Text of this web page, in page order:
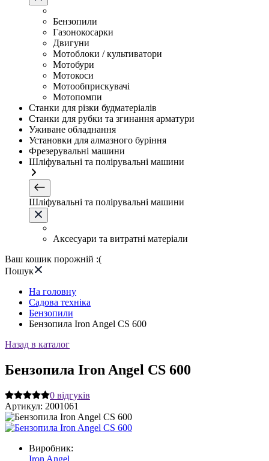
Бензопили
Газонокосарки
Двигуни
Мотоблоки / культиватори
Мотобури
Мотокоси
Мотообприскувачі
Мотопомпи
Станки для різки будматеріалів
Станки для рубки та згинання арматури
Уживане обладнання
Установки для алмазного буріння
Фрезерувальні машини
Шліфувальні та полірувальні машини
Шліфувальні та полірувальні машини
Аксесуари та витратні матеріали
Ваш кошик порожній :(
Пошук
На головну
Садова техніка
Бензопили
Бензопила Iron Angel CS 600
Назад в каталог
Бензопила Iron Angel CS 600
0 відгуків
Артикул: 2001061
Виробник:
Iron Angel